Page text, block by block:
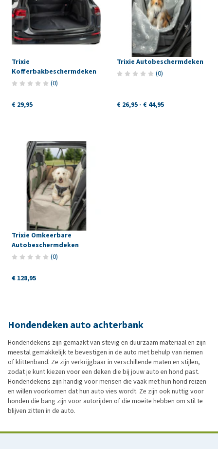
Trixie
Kofferbakbeschermdeken
(0)
€ 29,95
Trixie Autobeschermdeken
(0)
€ 26,95 - € 44,95
Trixie Omkeerbare
Autobeschermdeken
(0)
€ 128,95
Hondendeken auto achterbank
Hondendekens zijn gemaakt van stevig en duurzaam materiaal en zijn
meestal gemakkelijk te bevestigen in de auto met behulp van riemen
of klittenband. Ze zijn verkrijgbaar in verschillende maten en stijlen,
zodat je kunt kiezen voor een deken die bij jouw auto en hond past.
Hondendekens zijn handig voor mensen die vaak met hun hond reizen
en willen voorkomen dat hun auto vies wordt. Ze zijn ook nuttig voor
honden die bang zijn voor autorijden of die moeite hebben om stil te
blijven zitten in de auto.